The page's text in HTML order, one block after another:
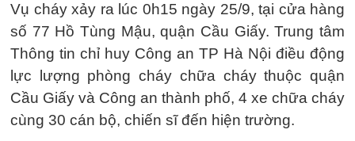
Vụ cháy xảy ra lúc 0h15 ngày 25/9, tại cửa hàng
số 77 Hồ Tùng Mậu, quận Cầu Giấy. Trung tâm
Thông tin chỉ huy Công an TP Hà Nội điều động
lực lượng phòng cháy chữa cháy thuộc quận
Cầu Giấy và Công an thành phố, 4 xe chữa cháy
cùng 30 cán bộ, chiến sĩ đến hiện trường.